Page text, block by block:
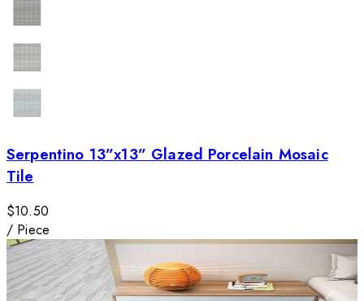
Serpentino 13”x13” Glazed Porcelain Mosaic
Tile
$10.50
/ Piece